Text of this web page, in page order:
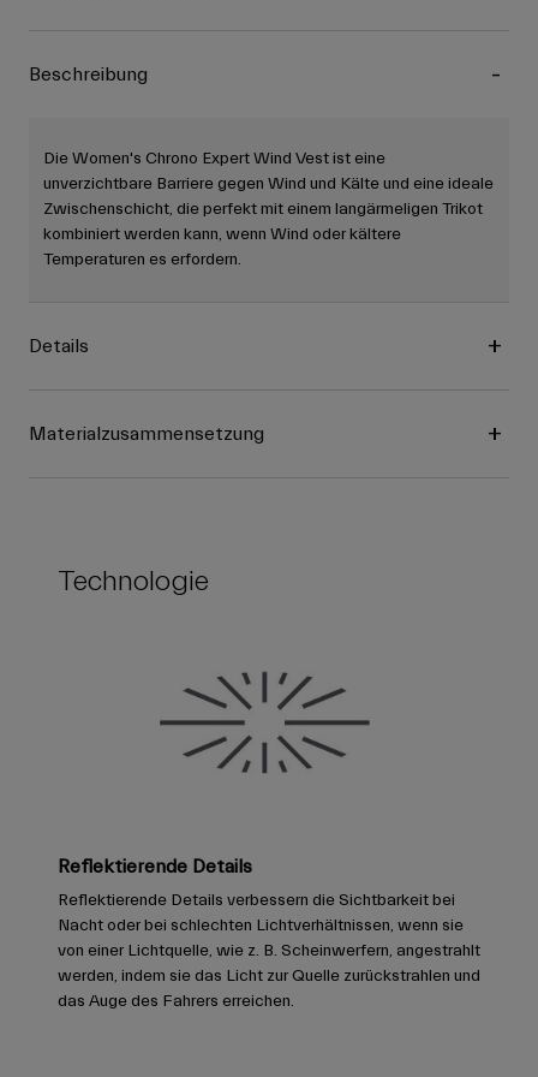
Beschreibung
Die Women's Chrono Expert Wind Vest ist eine
unverzichtbare Barriere gegen Wind und Kälte und eine ideale
Zwischenschicht, die perfekt mit einem langärmeligen Trikot
kombiniert werden kann, wenn Wind oder kältere
Temperaturen es erfordern.
Details
Materialzusammensetzung
Technologie
Reflektierende Details
Reflektierende Details verbessern die Sichtbarkeit bei
Nacht oder bei schlechten Lichtverhältnissen, wenn sie
von einer Lichtquelle, wie z. B. Scheinwerfern, angestrahlt
werden, indem sie das Licht zur Quelle zurückstrahlen und
das Auge des Fahrers erreichen.